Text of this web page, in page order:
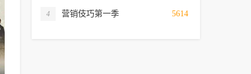
4 营销伎巧第一季 5614